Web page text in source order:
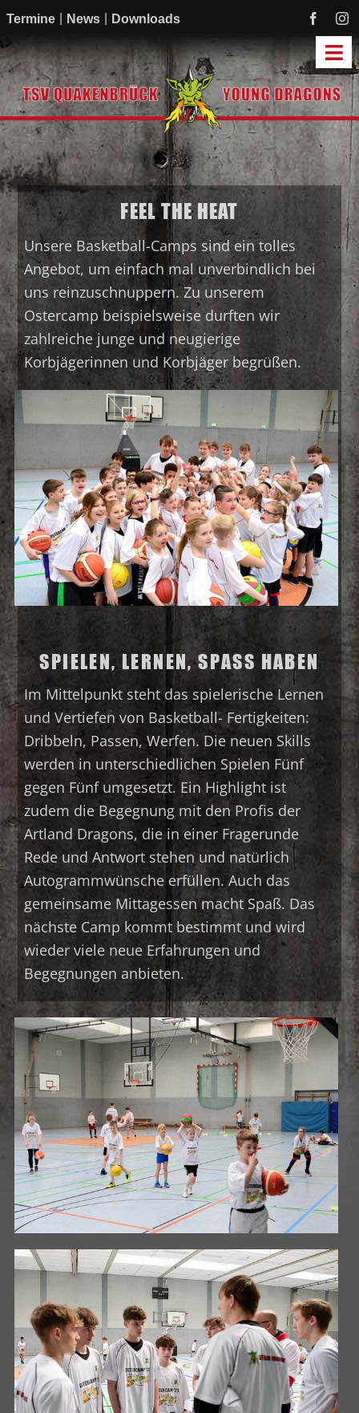
Zum
springen
Termine News Downloads
Start
Mannschaften
Academy
Mitmachen
Sponsoren
Verein
FEEL THE HEAT
Unsere Basketball-Camps sind ein tolles
Angebot, um einfach mal unverbindlich bei
uns reinzuschnuppern. Zu unserem
Ostercamp beispielsweise durften wir
zahlreiche junge und neugierige
Korbjägerinnen und Korbjäger begrüßen.
SPIELEN, LERNEN, SPASS HABEN
Im Mittelpunkt steht das spielerische Lernen
und Vertiefen von Basketball- Fertigkeiten:
Dribbeln, Passen, Werfen. Die neuen Skills
werden in unterschiedlichen Spielen Fünf
gegen Fünf umgesetzt. Ein Highlight ist
zudem die Begegnung mit den Profis der
Artland Dragons, die in einer Fragerunde
Rede und Antwort stehen und natürlich
Autogrammwünsche erfüllen. Auch das
gemeinsame Mittagessen macht Spaß. Das
nächste Camp kommt bestimmt und wird
wieder viele neue Erfahrungen und
Begegnungen anbieten.